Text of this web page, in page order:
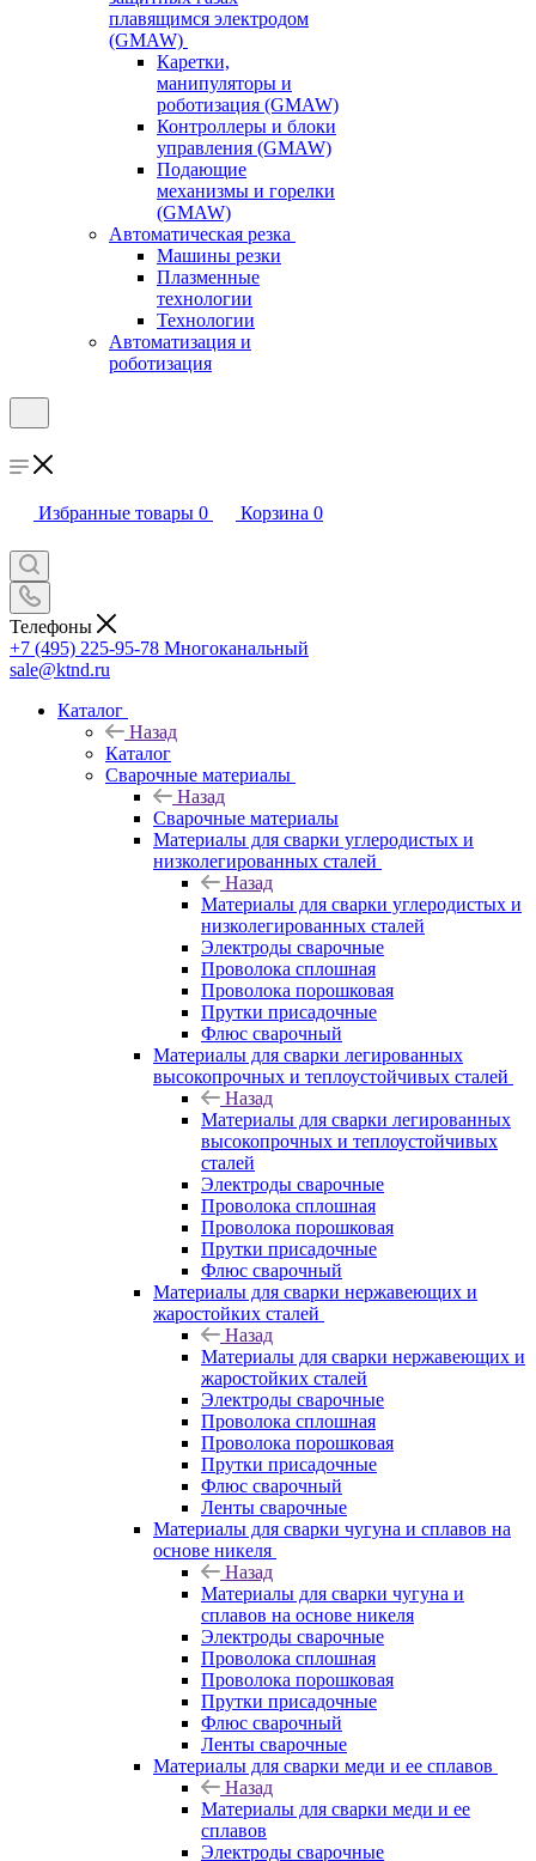
плавящимся электродом
(GMAW)
Каретки,
манипуляторы и
роботизация (GMAW)
Контроллеры и блоки
управления (GMAW)
Подающие
механизмы и горелки
(GMAW)
Автоматическая резка
Машины резки
Плазменные
технологии
Технологии
Автоматизация и
роботизация
Избранные товары 0 Корзина 0
Телефоны
+7 (495) 225-95-78 Многоканальный
sale@ktnd.ru
Каталог
Назад
Каталог
Сварочные материалы
Назад
Сварочные материалы
Материалы для сварки углеродистых и
низколегированных сталей
Назад
Материалы для сварки углеродистых и
низколегированных сталей
Электроды сварочные
Проволока сплошная
Проволока порошковая
Прутки присадочные
Флюс сварочный
Материалы для сварки легированных
высокопрочных и теплоустойчивых сталей
Назад
Материалы для сварки легированных
высокопрочных и теплоустойчивых
сталей
Электроды сварочные
Проволока сплошная
Проволока порошковая
Прутки присадочные
Флюс сварочный
Материалы для сварки нержавеющих и
жаростойких сталей
Назад
Материалы для сварки нержавеющих и
жаростойких сталей
Электроды сварочные
Проволока сплошная
Проволока порошковая
Прутки присадочные
Флюс сварочный
Ленты сварочные
Материалы для сварки чугуна и сплавов на
основе никеля
Назад
Материалы для сварки чугуна и
сплавов на основе никеля
Электроды сварочные
Проволока сплошная
Проволока порошковая
Прутки присадочные
Флюс сварочный
Ленты сварочные
Материалы для сварки меди и ее сплавов
Назад
Материалы для сварки меди и ее
сплавов
Электроды сварочные